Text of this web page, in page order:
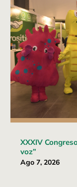
XXXIV
voz”
Ago 7, 2026